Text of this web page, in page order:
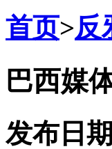
首页>反
巴西媒
发布日